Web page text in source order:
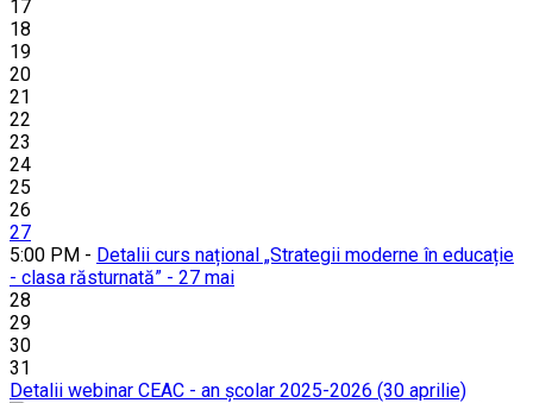
17
18
19
20
21
22
23
24
25
26
27
5:00 PM - Detalii curs național „Strategii moderne în educație
- clasa răsturnată” - 27 mai
28
29
30
31
Detalii webinar CEAC - an școlar 2025-2026 (30 aprilie)